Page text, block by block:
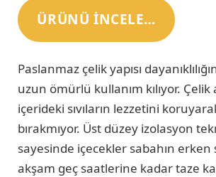
ÜRÜNÜ INCELE…
Paslanmaz çelik yapısı
uzun ömürlü kullanım kılıyor. Çelik
içerideki sıvıların lezzetini
bırakmıyor. Üst düzey izolasyon
sayesinde içecekler sabahın
akşam geç saatlerine kadar taze